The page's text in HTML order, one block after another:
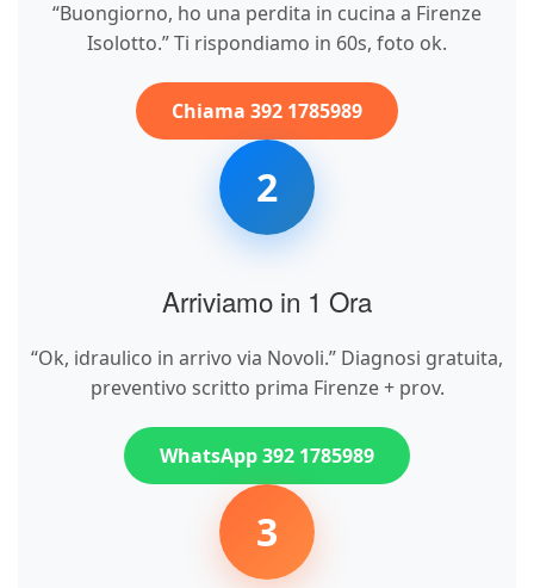
“Buongiorno, ho una perdita in cucina a Firenze
Isolotto.” Ti rispondiamo in 60s, foto ok.
Chiama 392 1785989
2
Arriviamo in 1 Ora
“Ok, idraulico in arrivo via Novoli.” Diagnosi gratuita,
preventivo scritto prima Firenze + prov.
WhatsApp 392 1785989
3